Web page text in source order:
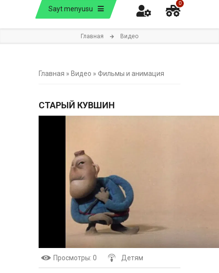
Sayt menyusu
0
Главная Видео
Главная » Видео » Фильмы и анимация
СТАРЫЙ КУВШИН
Просмотры: 0 Детям